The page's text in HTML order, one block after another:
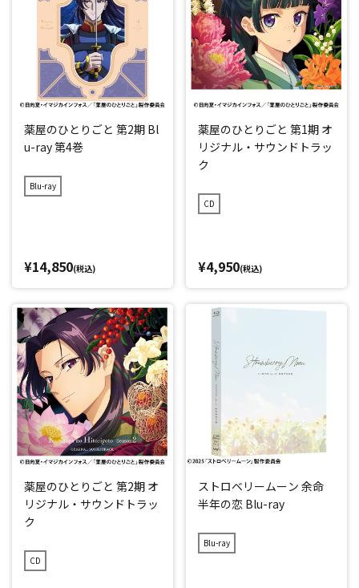
薬屋のひとりごと 第2期 Bl
u-ray 第4巻
Blu-ray
¥14,850(税込)
薬屋のひとりごと 第1期 オ
リジナル・サウンドトラッ
ク
CD
¥4,950(税込)
薬屋のひとりごと 第2期 オ
リジナル・サウンドトラッ
ク
CD
ストロベリームーン 余命
半年の恋 Blu-ray
Blu-ray